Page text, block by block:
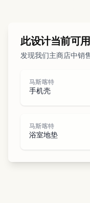
此设计当前可
发现我们主商店中销
马斯喀特
手机壳
马斯喀特
浴室地垫